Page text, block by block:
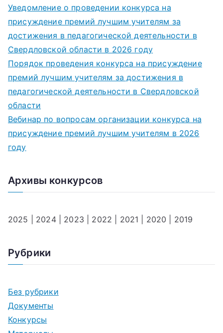
Уведомление о проведении конкурса на
присуждение премий лучшим учителям за
достижения в педагогической деятельности в
Свердловской области в 2026 году
Порядок проведения конкурса на присуждение
премий лучшим учителям за достижения в
педагогической деятельности в Свердловской
области
Вебинар по вопросам организации конкурса на
присуждение премий лучшим учителям в 2026
году
Архивы конкурсов
2025 2024 2023 2022 2021 2020 2019
Рубрики
Без рубрики
Документы
Конкурсы